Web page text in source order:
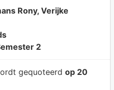
Rony, Verijke
2
gequoteerd op 20